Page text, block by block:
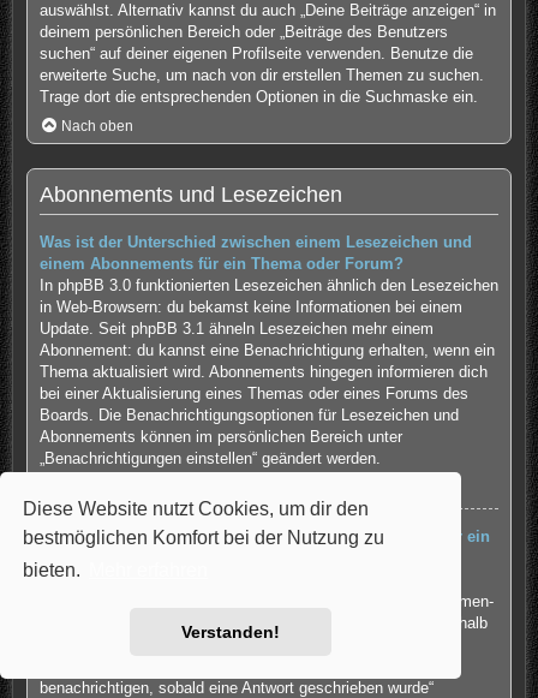
Diese Website nutzt Cookies, um dir den
bestmöglichen Komfort bei der Nutzung zu
bieten.
Verstanden!
auswählst. Alternativ kannst du auch „Deine Beiträge anzeigen“ in
deinem persönlichen Bereich oder „Beiträge des Benutzers
suchen“ auf deiner eigenen Profilseite verwenden. Benutze die
erweiterte Suche, um nach von dir erstellen Themen zu suchen.
Trage dort die entsprechenden Optionen in die Suchmaske ein.
Nach oben
Abonnements und Lesezeichen
Was ist der Unterschied zwischen einem Lesezeichen und
einem Abonnements für ein Thema oder Forum?
In phpBB 3.0 funktionierten Lesezeichen ähnlich den Lesezeichen
in Web-Browsern: du bekamst keine Informationen bei einem
Update. Seit phpBB 3.1 ähneln Lesezeichen mehr einem
Abonnement: du kannst eine Benachrichtigung erhalten, wenn ein
Thema aktualisiert wird. Abonnements hingegen informieren dich
bei einer Aktualisierung eines Themas oder eines Forums des
Boards. Die Benachrichtigungsoptionen für Lesezeichen und
Abonnements können im persönlichen Bereich unter
„Benachrichtigungen einstellen“ geändert werden.
Wie kann ich ein Lesezeichen auf ein Thema setzen oder ein
Du kannst ein Lesezeichen auf ein Thema setzen oder es
abonnieren, in dem du die entsprechende Option in den „Themen-
Optionen“ auswählst, die sich normalerweise ober- und unterhalb
benachrichtigen, sobald eine Antwort geschrieben wurde“